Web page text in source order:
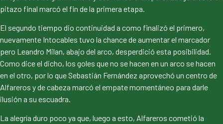
pitazo final marcó el fin de la primera etapa.
El segundo tiempo dio continuidad a como finalizó el primero,
nuevamente Intocables tuvo la chance de aumentar el marcador
pero Leandro Milan, abajo del arco, desperdició esta posibilidad.
Como dice el dicho, los goles que no se hacen en un arco se hacen
en el otro, por lo que Sebastián Fernández aprovechó un centro de
Alfareros y de cabeza marcó el empate momentáneo para darle
ilusión a su escuadra.
La alegría duro poco ya que, luego a esto, Alfareros cometió la